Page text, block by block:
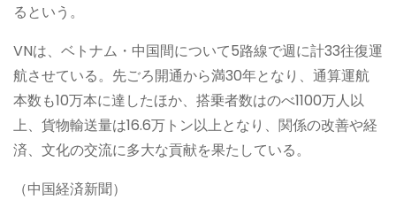
るという。
VNは、ベトナム・中国間について5路線で週に計33往復運
航させている。先ごろ開通から満30年となり、通算運航
本数も10万本に達したほか、搭乗者数はのべ1100万人以
上、貨物輸送量は16.6万トン以上となり、関係の改善や経
済、文化の交流に多大な貢献を果たしている。
（中国経済新聞）